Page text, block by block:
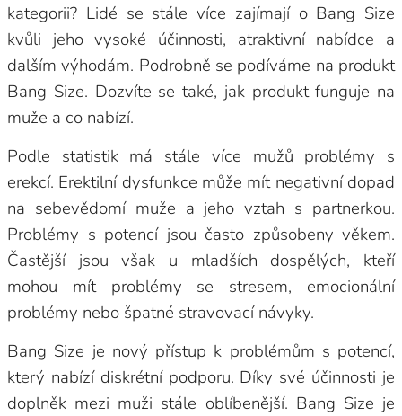
kategorii? Lidé se stále více zajímají o Bang Size
kvůli jeho vysoké účinnosti, atraktivní nabídce a
dalším výhodám. Podrobně se podíváme na produkt
Bang Size. Dozvíte se také, jak produkt funguje na
muže a co nabízí.
Podle statistik má stále více mužů problémy s
erekcí. Erektilní dysfunkce může mít negativní dopad
na sebevědomí muže a jeho vztah s partnerkou.
Problémy s potencí jsou často způsobeny věkem.
Častější jsou však u mladších dospělých, kteří
mohou mít problémy se stresem, emocionální
problémy nebo špatné stravovací návyky.
Bang Size je nový přístup k problémům s potencí,
který nabízí diskrétní podporu. Díky své účinnosti je
doplněk mezi muži stále oblíbenější. Bang Size je